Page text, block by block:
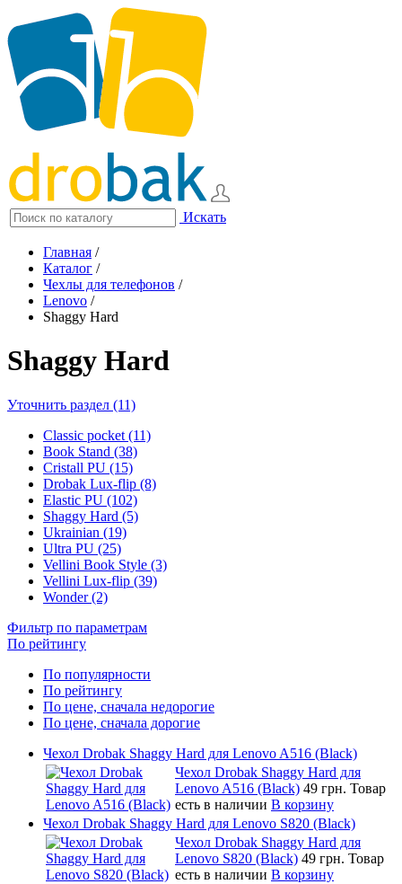
Искать
Главная /
Каталог /
Чехлы для телефонов /
Lenovo /
Shaggy Hard
Shaggy Hard
Уточнить раздел (11)
Classic pocket (11)
Book Stand (38)
Cristall PU (15)
Drobak Lux-flip (8)
Elastic PU (102)
Shaggy Hard (5)
Ukrainian (19)
Ultra PU (25)
Vellini Book Style (3)
Vellini Lux-flip (39)
Wonder (2)
Фильтр по параметрам
По рейтингу
По популярности
По рейтингу
По цене, сначала недорогие
По цене, сначала дорогие
Чехол Drobak Shaggy Hard для Lenovo A516 (Black)
Чехол Drobak Shaggy Hard для
Lenovo A516 (Black) 49 грн. Товар
есть в наличии В корзину
Чехол Drobak Shaggy Hard для Lenovo S820 (Black)
Чехол Drobak Shaggy Hard для
Lenovo S820 (Black) 49 грн. Товар
есть в наличии В корзину